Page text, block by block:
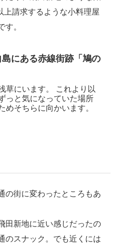
上請求するような小料理屋
す。
にある赤線街跡「鳩の
草にいます。 これより以
っと気になっていた場所
めそちらに向かいます。
の街に変わったところもあ
田新地に近い感じだったの
のスナック。でも近くには